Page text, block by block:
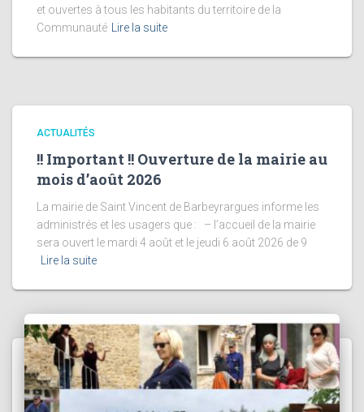
et ouvertes à tous les habitants du territoire de la
Communauté Lire la suite
ACTUALITÉS
!! Important !! Ouverture de la mairie au
mois d’août 2026
La mairie de Saint Vincent de Barbeyrargues informe les
administrés et les usagers que : – l’accueil de la mairie
sera ouvert le mardi 4 août et le jeudi 6 août 2026 de 9
Lire la suite